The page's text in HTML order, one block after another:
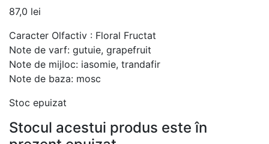
87,0 lei
Caracter Olfactiv : Floral Fructat
Note de varf: gutuie, grapefruit
Note de mijloc: iasomie, trandafir
Note de baza: mosc
Stoc epuizat
Stocul acestui produs este în